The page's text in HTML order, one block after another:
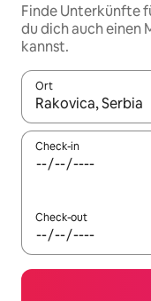
Finde Unterkünfte
du dich auch einen
kannst.
Ort
Wenn Ergebnisse
Check-in
Check-out